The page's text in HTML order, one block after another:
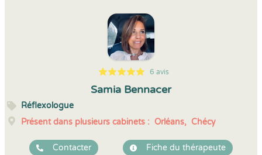
5
1
5
6 6 avis
Samia Bennacer
Réflexologue
Présent dans plusieurs cabinets : Orléans, Chécy
Contacter Fiche du thérapeute